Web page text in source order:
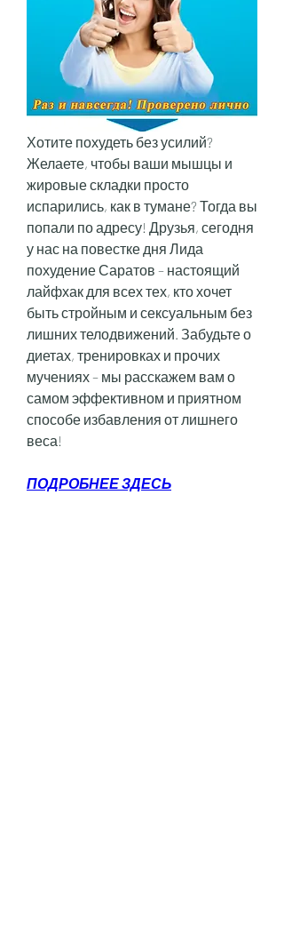
Хотите похудеть без усилий?
Желаете, чтобы ваши мышцы и
жировые складки просто
испарились, как в тумане? Тогда вы
попали по адресу! Друзья, сегодня
у нас на повестке дня Лида
похудение Саратов – настоящий
лайфхак для всех тех, кто хочет
быть стройным и сексуальным без
лишних телодвижений. Забудьте о
диетах, тренировках и прочих
мучениях – мы расскажем вам о
самом эффективном и приятном
способе избавления от лишнего
веса!
ПОДРОБНЕЕ ЗДЕСЬ